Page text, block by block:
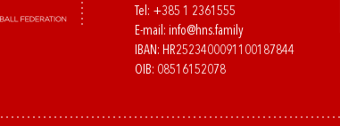
Tel: +385 1 2361555
E-mail: info@hns.family
IBAN: HR2523400091100187844
OIB: 08516152078